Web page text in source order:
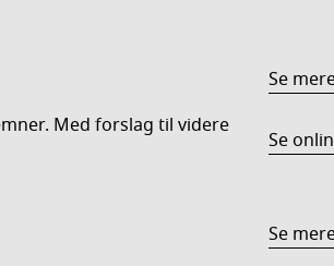
Med forslag til videre
Se
Se
Se